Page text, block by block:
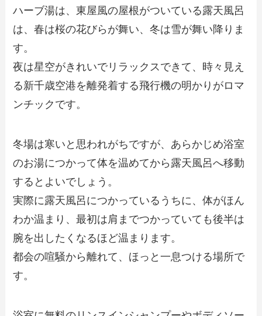
ハーブ湯は、東屋風の屋根がついている露天風呂
は、春は桜の花びらが舞い、冬は雪が舞い降りま
す。
夜は星空がきれいでリラックスできて、時々見え
る新千歳空港を離発着する飛行機の明かりがロマ
ンチックです。
冬場は寒いと思われがちですが、あらかじめ浴室
のお湯につかって体を温めてから露天風呂へ移動
するとよいでしょう。
実際に露天風呂につかっているうちに、体がほん
わか温まり、最初は肩までつかっていても後半は
腕を出したくなるほど温まります。
都会の喧騒から離れて、ほっと一息つける場所で
す。